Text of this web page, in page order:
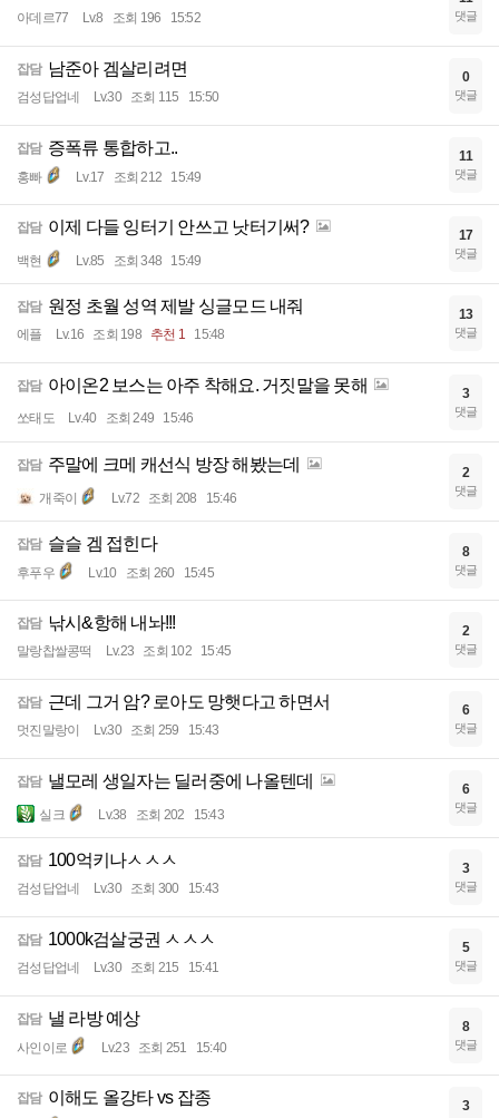
아데르77 Lv.8 조회 196 15:52 댓글
잡담 남준아 겜살리려면
검성답업네 Lv.30 조회 115 15:50
0
댓글
잡담 증폭류 통합하고..
홍빠 Lv.17 조회 212 15:49
11
댓글
잡담 이제 다들 잉터기 안쓰고 낫터기써?
백현 Lv.85 조회 348 15:49
17
댓글
잡담 원정 초월 성역 제발 싱글모드 내줘
에플 Lv.16 조회 198 추천 1 15:48
13
댓글
잡담 아이온2 보스는 아주 착해요. 거짓말을 못해
쏘태도 Lv.40 조회 249 15:46
3
댓글
잡담 주말에 크메 캐선식 방장 해봤는데
개죽이 Lv.72 조회 208 15:46
2
댓글
잡담 슬슬 겜 접힌다
후푸우 Lv.10 조회 260 15:45
8
댓글
잡담 낚시&항해 내놔!!!
말랑찹쌀콩떡 Lv.23 조회 102 15:45
2
댓글
잡담 근데 그거 암? 로아도 망햇다고 하면서
멋진말랑이 Lv.30 조회 259 15:43
6
댓글
잡담 낼모레 생일자는 딜러중에 나올텐데
실크 Lv.38 조회 202 15:43
6
댓글
잡담 100억키나ㅅㅅㅅ
검성답업네 Lv.30 조회 300 15:43
3
댓글
잡담 1000k검살궁권 ㅅㅅㅅ
검성답업네 Lv.30 조회 215 15:41
5
댓글
잡담 낼 라방 예상
사인이로 Lv.23 조회 251 15:40
8
댓글
잡담 이해도 올강타 vs 잡종 3